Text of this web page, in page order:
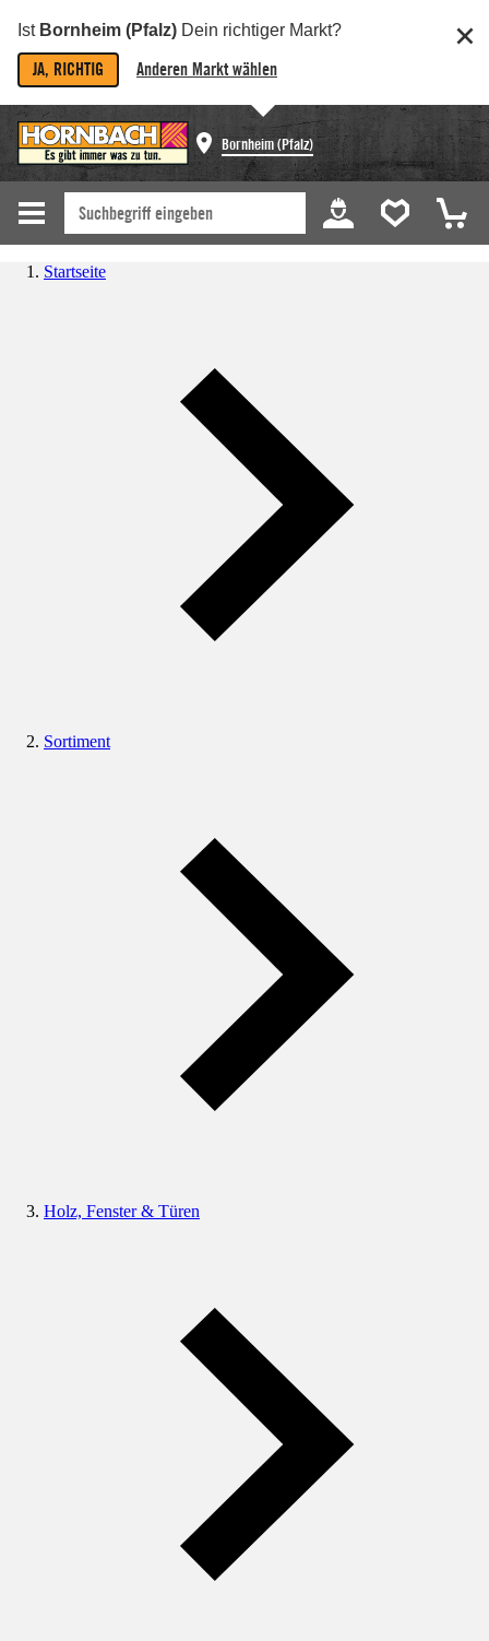
Ist Bornheim (Pfalz) Dein richtiger Markt?
JA, RICHTIG Anderen Markt wählen
Bornheim (Pfalz)
Startseite
Sortiment
Holz, Fenster & Türen